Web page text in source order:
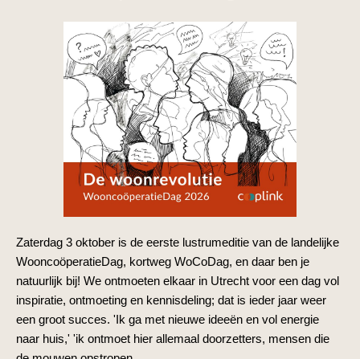
Zaterdag 3 oktober is de eerste lustrumeditie van de landelijke
WooncoöperatieDag, kortweg WoCoDag, en daar ben je
natuurlijk bij! We ontmoeten elkaar in Utrecht voor een dag vol
inspiratie, ontmoeting en kennisdeling; dat is ieder jaar weer
een groot succes. 'Ik ga met nieuwe ideeën en vol energie
naar huis,' 'ik ontmoet hier allemaal doorzetters, mensen die